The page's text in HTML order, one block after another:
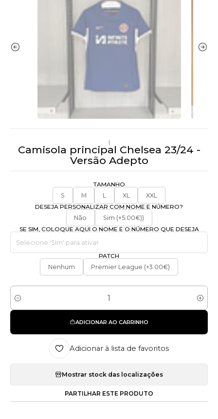
|
Camisola principal Chelsea 23/24 -
Versão Adepto
TAMANHO
S
M L XL
XXL
DESEJA PERSONALIZAR COM NOME E NÚMERO?
Não
Sim (+5.00€))
SE SIM, COLOQUE AQUI O NOME E O NÚMERO QUE DESEJA
PATCH
Nenhum
Premier League (+3.00€)
Quantidade
ADICIONAR AO CARRINHO
Adicionar à lista de favoritos
Mostrar stock das localizações
PARTILHAR ESTE PRODUTO